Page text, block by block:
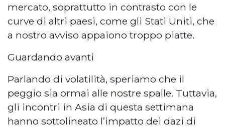
mercato, soprattutto in contrasto con le
curve di altri paesi, come gli Stati Uniti, che
a nostro avviso appaiono troppo piatte.
Guardando avanti
Parlando di volatilità, speriamo che il
peggio sia ormai alle nostre spalle. Tuttavia,
gli incontri in Asia di questa settimana
hanno sottolineato l’impatto dei dazi di